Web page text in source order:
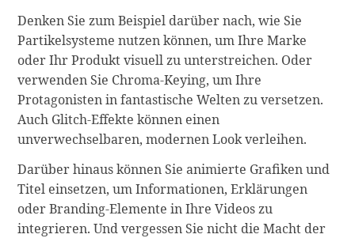
Denken Sie zum Beispiel darüber nach, wie Sie
Partikelsysteme nutzen können, um Ihre Marke
oder Ihr Produkt visuell zu unterstreichen. Oder
verwenden Sie Chroma-Keying, um Ihre
Protagonisten in fantastische Welten zu versetzen.
Auch Glitch-Effekte können einen
unverwechselbaren, modernen Look verleihen.
Darüber hinaus können Sie animierte Grafiken und
Titel einsetzen, um Informationen, Erklärungen
oder Branding-Elemente in Ihre Videos zu
integrieren. Und vergessen Sie nicht die Macht der